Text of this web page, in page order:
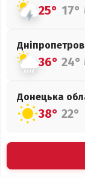
25° 17°
36° 24°
Донецька
38° 22°